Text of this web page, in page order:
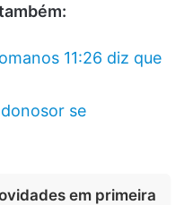
11:26 diz que
se
em primeira